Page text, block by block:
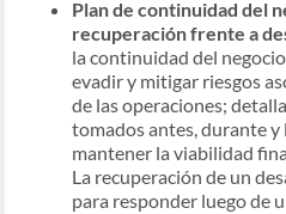
Plan de continuidad del
recuperación frente a
la continuidad del
evadir y mitigar riesgos
de las operaciones;
tomados antes, durante y
mantener la viabilidad
La recuperación de un
para responder luego de